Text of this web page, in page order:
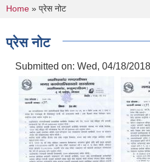
You are here
Home » प्रेस नोट
प्रेस नोट
Submitted on: Wed, 04/18/